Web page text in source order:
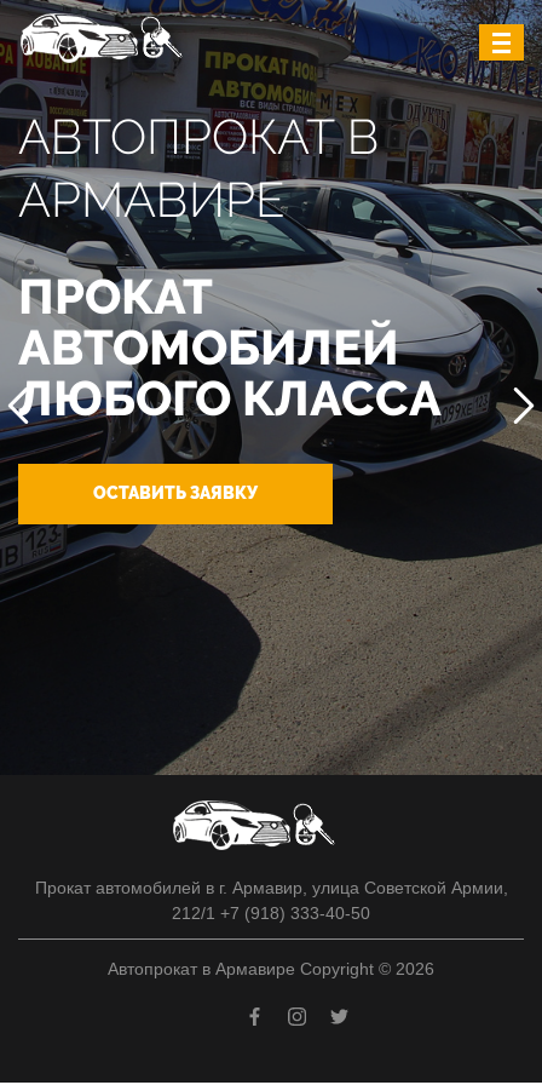
АВТОПРОКАТ В
АРМАВИРЕ
ПРОКАТ
АВТОМОБИЛЕЙ
ЛЮБОГО КЛАССА
ОСТАВИТЬ ЗАЯВКУ
Прокат автомобилей в г. Армавир, улица Советской Армии,
212/1 +7 (918) 333-40-50
Автопрокат в Армавире Copyright © 2026